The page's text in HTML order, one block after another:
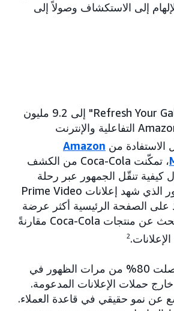
إلى الاستكشاف وصولاً إلى
وصلت حملة "Refresh Your Galaxy" إلى 9.2 مليون
مشاهد عبر لوحة Amazon التفاعلية والإنترنت
الاستفادة من Amazon
، تمكّنت Coca-Cola من الكشف
تنقّل الجمهور عبر رحلة
الشراء. كان الجمهور الذي شهد إعلانات Prime Video
على الصفحة الرئيسية أكثر عرضة
بمقدار 2,3 مرة للبحث عن منتجات Coca-Cola مقارنةً
2
علاوةً على ذلك، وصلت 80% من مرات الظهور في
حملات الإعلانات المدعومة.
عن نمو حقيقي في قاعدة العملاء.